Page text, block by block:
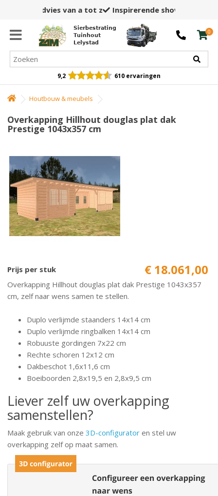
Inspirerende showtuin,winkel en opslag
Sierbestrating
Tuinhout
Lelystad
0
9,2 610 ervaringen
Houtbouw & meubels
Overkapping Hillhout douglas plat dak
Prestige 1043x357 cm
Prijs per stuk € 18.061,00
Overkapping Hillhout douglas plat dak Prestige 1043x357
cm, zelf naar wens samen te stellen.
Duplo verlijmde staanders 14x14 cm
Duplo verlijmde ringbalken 14x14 cm
Robuuste gordingen 7x22 cm
Rechte schoren 12x12 cm
Dakbeschot 1,6x11,6 cm
Boeiboorden 2,8x19,5 en 2,8x9,5 cm
Liever zelf uw overkapping
samenstellen?
Maak gebruik van onze 3D-configurator en stel uw
overkapping zelf op maat samen.